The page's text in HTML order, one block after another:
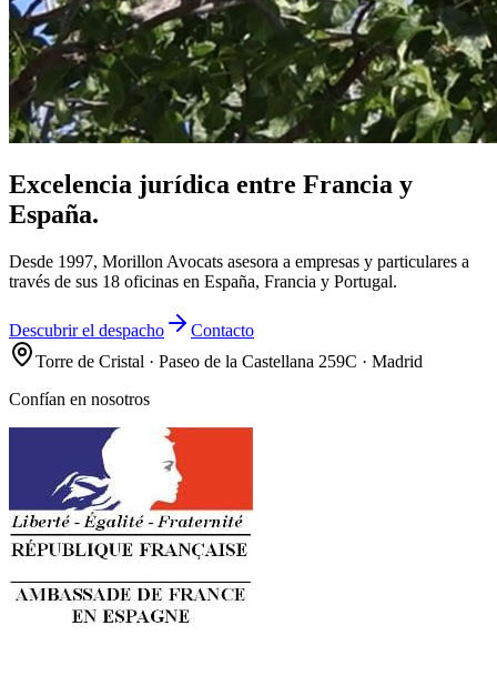
Excelencia jurídica entre Francia y
España.
Desde 1997, Morillon Avocats asesora a empresas y particulares a
través de sus 18 oficinas en España, Francia y Portugal.
Descubrir el despacho
Contacto
Torre de Cristal · Paseo de la Castellana 259C · Madrid
Confían en nosotros